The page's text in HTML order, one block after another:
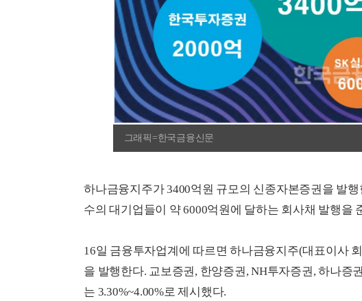
그래픽=한국금융신문
하나금융지주가 3400억원 규모의 신종자본증권을 발
수의 대기업들이 약 6000억원에 달하는 회사채 발행을
16일 금융투자업계에 따르면 하나금융지주(대표이사
을 발행한다. 교보증권, 한양증권, NH투자증권, 하나증
는 3.30%~4.00%로 제시했다.